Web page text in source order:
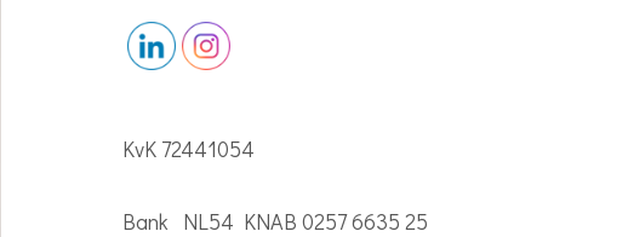
KvK 72441054
Bank NL54 KNAB 0257 6635 25